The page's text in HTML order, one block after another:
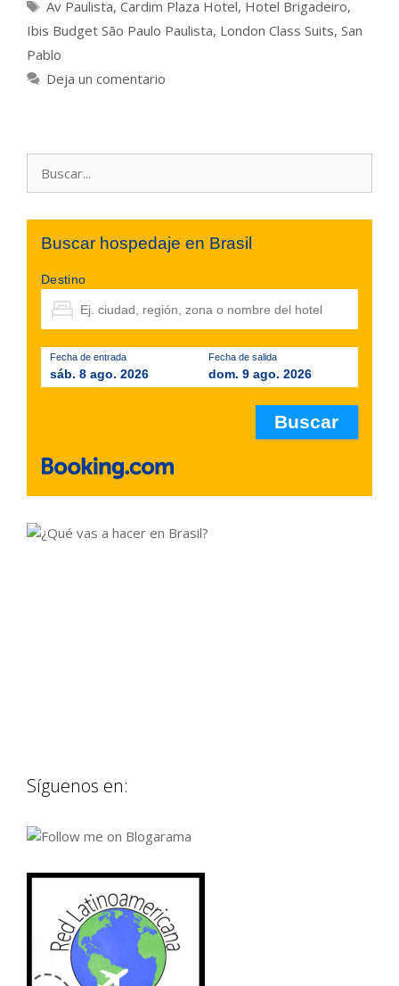
Etiquetas
Av Paulista, Cardim Plaza Hotel, Hotel Brigadeiro,
Ibis Budget São Paulo Paulista, London Class Suits, San
Pablo
Deja un comentario
Buscar hospedaje en Brasil
Destino
Fecha de entrada
sáb. 8 ago. 2026
Fecha de salida
dom. 9 ago. 2026
Síguenos en: